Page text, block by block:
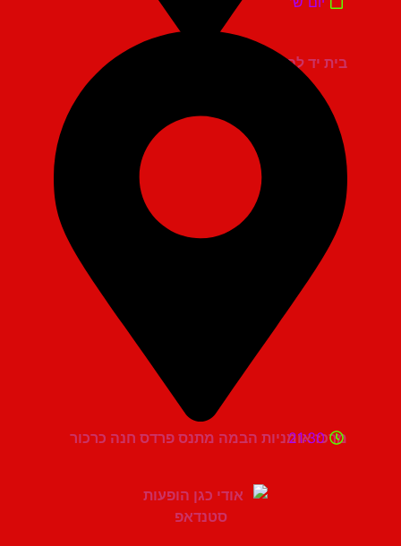
בית יד לבנים אשדוד
מרכז אומניות הבמה מתנס פרדס חנה כרכור
21:30